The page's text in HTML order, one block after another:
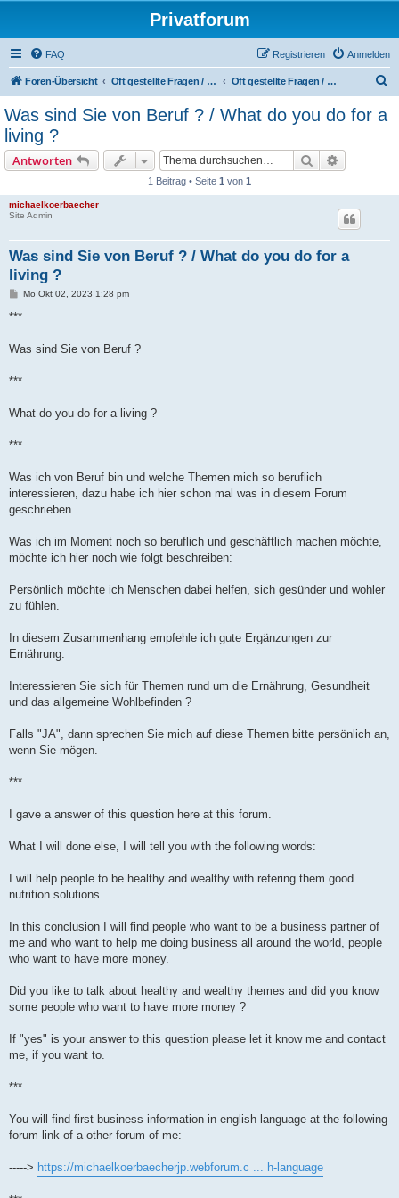
Privatforum
FAQ Anmelden
Registrieren
Foren-Übersicht Oft gestellte Fragen / Frequently asked questions Oft gestellte Fragen / Frequently asked questions
Was sind Sie von Beruf ? / What do you do for a
living ?
Antworten Suche
1 Beitrag • Seite 1 von 1
michaelkoerbaecher
Site Admin
Was sind Sie von Beruf ? / What do you do for a
living ?
B
i
a
Mo Okt 02, 2023 1:28 pm
***
Was sind Sie von Beruf ?
***
What do you do for a living ?
***
Was ich von Beruf bin und welche Themen mich so beruflich
interessieren, dazu habe ich hier schon mal was in diesem Forum
geschrieben.
Was ich im Moment noch so beruflich und geschäftlich machen möchte,
möchte ich hier noch wie folgt beschreiben:
Persönlich möchte ich Menschen dabei helfen, sich gesünder und wohler
zu fühlen.
In diesem Zusammenhang empfehle ich gute Ergänzungen zur
Ernährung.
Interessieren Sie sich für Themen rund um die Ernährung, Gesundheit
und das allgemeine Wohlbefinden ?
Falls "JA", dann sprechen Sie mich auf diese Themen bitte persönlich an,
wenn Sie mögen.
***
I gave a answer of this question here at this forum.
What I will done else, I will tell you with the following words:
I will help people to be healthy and wealthy with refering them good
nutrition solutions.
In this conclusion I will find people who want to be a business partner of
me and who want to help me doing business all around the world, people
who want to have more money.
Did you like to talk about healthy and wealthy themes and did you know
some people who want to have more money ?
If "yes" is your answer to this question please let it know me and contact
me, if you want to.
***
You will find first business information in english language at the following
forum-link of a other forum of me:
-----> https://michaelkoerbaecherjp.webforum.c ... h-language